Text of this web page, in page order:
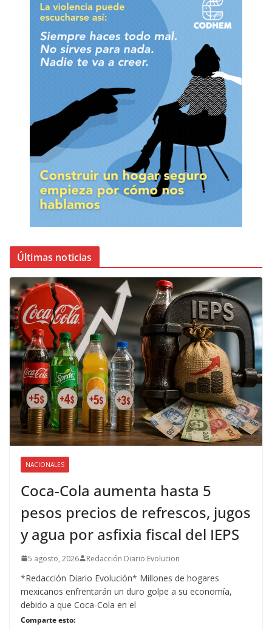
Últimas noticias
NACIONALES
Coca-Cola aumenta hasta 5
pesos precios de refrescos, jugos
y agua por asfixia fiscal del IEPS
5 agosto, 2026 Redacción Diario Evolucion
*Redacción Diario Evolución* Millones de hogares
mexicanos enfrentarán un duro golpe a su economía,
debido a que Coca-Cola en el
Comparte esto: